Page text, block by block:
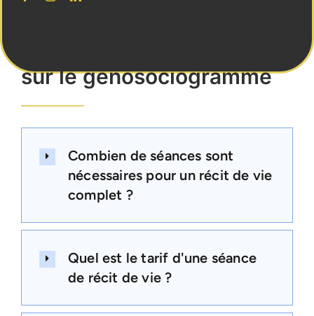
sur le génosociogramme
Combien de séances sont
nécessaires pour un récit de vie
complet ?
Quel est le tarif d'une séance
de récit de vie ?